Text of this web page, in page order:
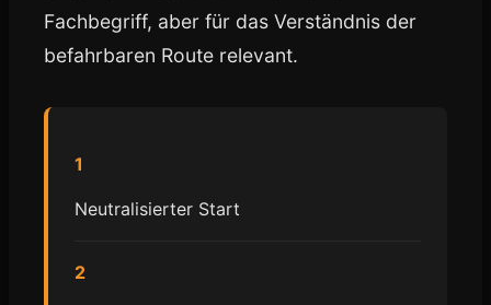
Fachbegriff, aber für das Verständnis der
befahrbaren Route relevant.
1
Neutralisierter Start
2